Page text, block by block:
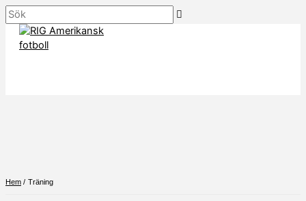
Hoppa
till
innehåll
Sök
Hem Träning